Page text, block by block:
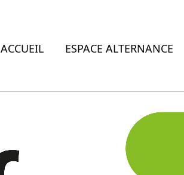
ACCUEIL ESPACE ALTERNANCE